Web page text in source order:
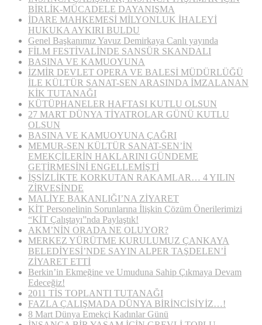
BİRLİK-MÜCADELE DAYANIŞMA
İDARE MAHKEMESİ MİLYONLUK İHALEYİ
HUKUKA AYKIRI BULDU
Genel Başkanımız Yavuz Demirkaya Canlı yayında
FİLM FESTİVALİNDE SANSÜR SKANDALI
BASINA VE KAMUOYUNA
İZMİR DEVLET OPERA VE BALESİ MÜDÜRLÜĞÜ
İLE KÜLTÜR SANAT-SEN ARASINDA İMZALANAN
KİK TUTANAĞI
KÜTÜPHANELER HAFTASI KUTLU OLSUN
27 MART DÜNYA TİYATROLAR GÜNÜ KUTLU
OLSUN
BASINA VE KAMUOYUNA ÇAĞRI
MEMUR-SEN KÜLTÜR SANAT-SEN’İN
EMEKÇİLERİN HAKLARINI GÜNDEME
GETİRMESİNİ ENGELLEMİŞTİ
İŞSİZLİKTE KORKUTAN RAKAMLAR… 4 YILIN
ZİRVESİNDE
MALİYE BAKANLIĞI’NA ZİYARET
KİT Personelinin Sorunlarına İlişkin Çözüm Önerilerimizi
“KİT Çalıştayı”nda Paylaştık!
AKM’NİN ORADA NE OLUYOR?
MERKEZ YÜRÜTME KURULUMUZ ÇANKAYA
BELEDİYESİ’NDE SAYIN ALPER TAŞDELEN’İ
ZİYARET ETTİ
Berkin’in Ekmeğine ve Umuduna Sahip Çıkmaya Devam
Edeceğiz!
2011 TİS TOPLANTI TUTANAĞI
FAZLA ÇALIŞMADA DÜNYA BİRİNCİSİYİZ…!
8 Mart Dünya Emekçi Kadınlar Günü